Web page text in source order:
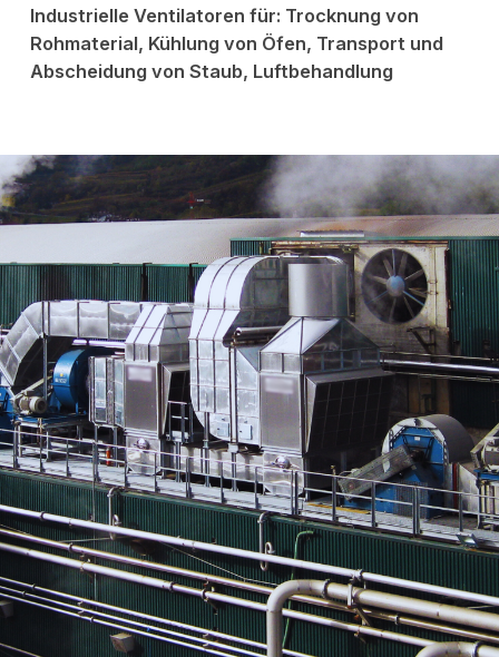
Industrielle Ventilatoren für: Trocknung von
Rohmaterial, Kühlung von Öfen, Transport und
Abscheidung von Staub, Luftbehandlung